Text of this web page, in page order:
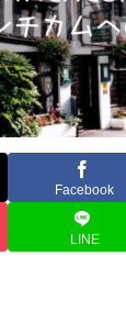
Facebook
LINE